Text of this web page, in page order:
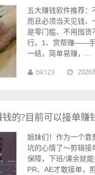
五大赚钱软件推荐：
而且必须当天见钱、
是零门槛、不用囤货
行。1、赏帮赚——手
一结，简单易赚，...
bk123 2026
的?目前可以接单赚
姐妹们！作为一个靠
坑的心情了～剪辑接
保障，下班/课余就
PR、AE才敢接单，